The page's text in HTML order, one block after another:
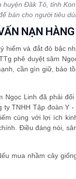
Đăk Tô, tỉnh
bán cho người tiêu
NẠN
hiếm và đắt đỏ bậc
phê duyệt sâm
cần gìn giữ, bảo
Ngọc Linh đã phải
TNHH Tập đoàn Y
cùng với lợi ích
Điều đáng nói,
mua nhầm cây